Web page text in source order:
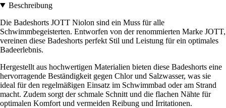
Beschreibung
Die Badeshorts JOTT Niolon sind ein Muss für alle
Schwimmbegeisterten. Entworfen von der renommierten Marke JOTT,
vereinen diese Badeshorts perfekt Stil und Leistung für ein optimales
Badeerlebnis.
Hergestellt aus hochwertigen Materialien bieten diese Badeshorts eine
hervorragende Beständigkeit gegen Chlor und Salzwasser, was sie
ideal für den regelmäßigen Einsatz im Schwimmbad oder am Strand
macht. Zudem sorgt der schmale Schnitt und die flachen Nähte für
optimalen Komfort und vermeiden Reibung und Irritationen.